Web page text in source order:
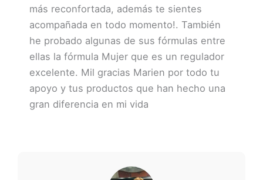
más reconfortada, además te sientes
acompañada en todo momento!. También
he probado algunas de sus fórmulas entre
ellas la fórmula Mujer que es un regulador
excelente. Mil gracias Marien por todo tu
apoyo y tus productos que han hecho una
gran diferencia en mi vida